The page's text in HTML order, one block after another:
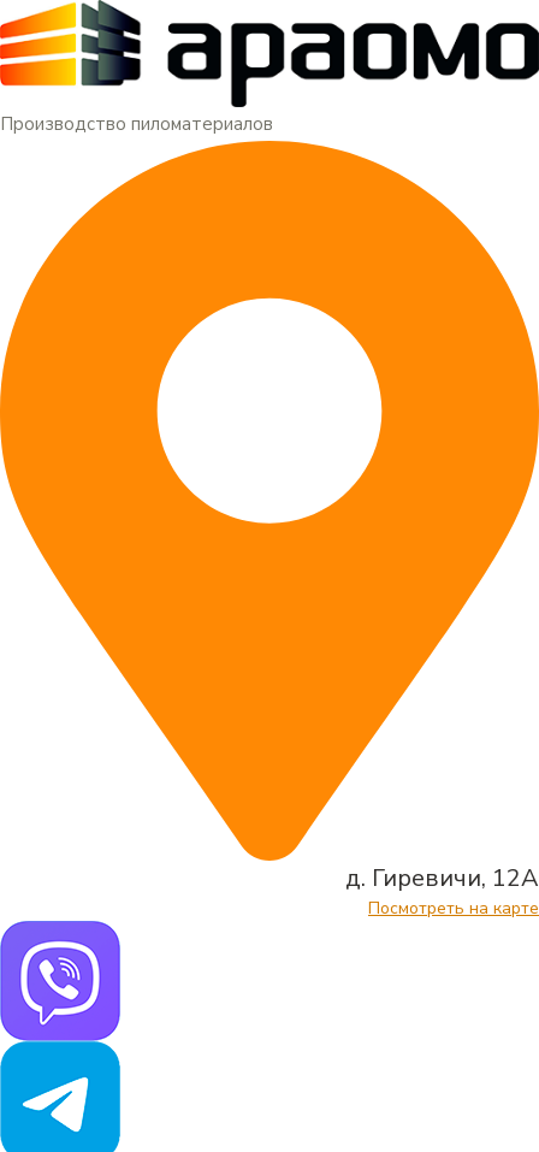
Производство пиломатериалов
д. Гиревичи, 12А
Посмотреть на карте
Меню
Перейти
к
содержимому